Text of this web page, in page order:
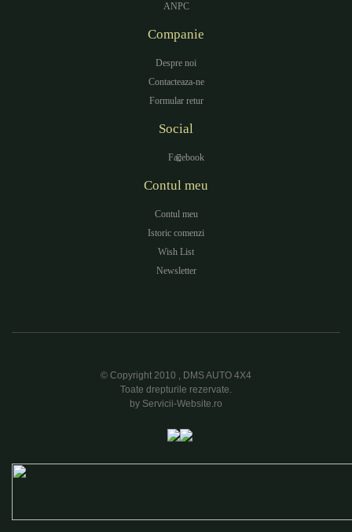
ANPC
Companie
Despre noi
Contacteaza-ne
Formular retur
Social
Facebook
Contul meu
Contul meu
Istoric comenzi
Wish List
Newsletter
© Copyright 2010 , DMS AUTO 4X4
Toate drepturile rezervate.
by Servicii-Website.ro